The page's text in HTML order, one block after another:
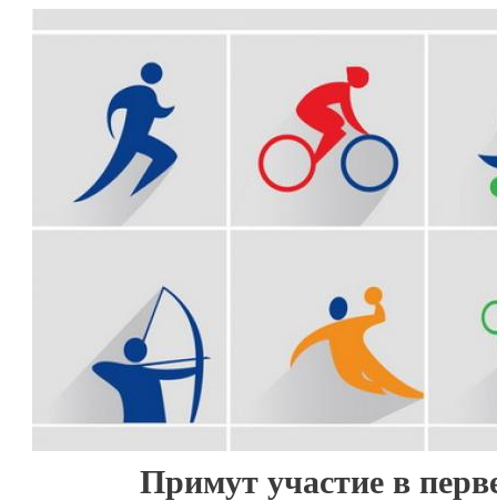
Примут участие в